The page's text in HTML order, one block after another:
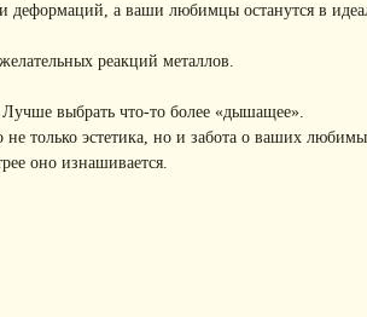
деформаций, а ваши любимцы останутся в
реакций металлов.
выбрать что-то более «дышащее».
только эстетика, но и забота о ваших
оно изнашивается.